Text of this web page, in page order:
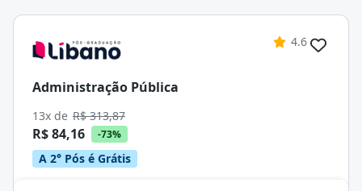
4.6
Administração Pública
13x de R$ 313,87
R$ 84,16 -73%
A 2° Pós é Grátis